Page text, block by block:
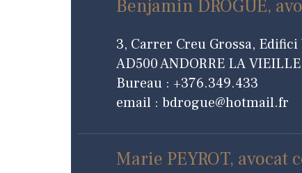
Benjamin DROGUÉ,
3, Carrer Creu Grossa, Edifici
AD500 ANDORRE LA VIEILLE
Bureau : +376.349.433
email : bdrogue@hotmail.fr
Marie PEYROT, avocat